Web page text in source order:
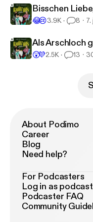
Bisschen
😂😢3.9K 8
Als Arschloch
😲💜2.5K 13
About Podimo
Career
Blog
Need help?
For Podcasters
Log in as
Podcaster FAQ
Community